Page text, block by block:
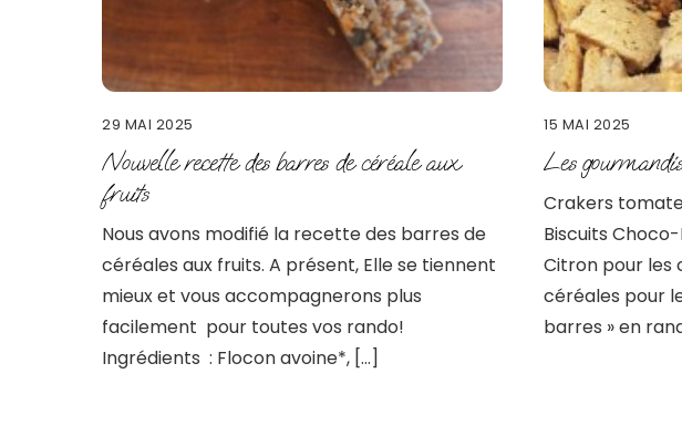
29 MAI 2025
Nouvelle recette des barres de céréale aux
fruits
Nous avons modifié la recette des barres de
céréales aux fruits. A présent, Elle se tiennent
mieux et vous accompagnerons plus
facilement pour toutes vos rando!
Ingrédients : Flocon avoine*, […]
15 MAI 2025
Les
Crakers
Biscuits
Citron pour les
céréales pour
barres » en